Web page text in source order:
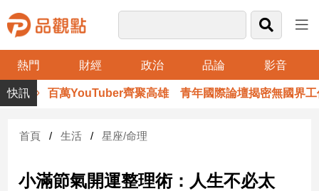
熱門 財經 政治 品論 影音
品
觀
財
台
百萬YouTuber齊聚高雄 青年國際論壇揭密無國界工作
首頁 生活 星座/命理
小滿節氣開運整理術：人生不必太